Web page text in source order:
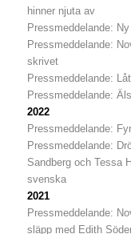
hinner njuta av
Pressmeddelande:
Pressmeddelande:
skrivet
Pressmeddelande:
Pressmeddelande:
2022
Pressmeddelande:
Pressmeddelande:
Sandberg och Tessa
svenska
2021
Pressmeddelande:
släpp med Edith